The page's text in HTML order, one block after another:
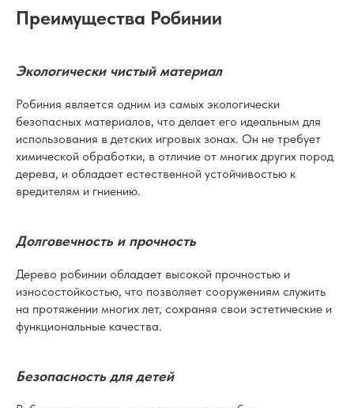
Преимущества Робинии
Экологически чистый материал
Робиния является одним из самых экологически
безопасных материалов, что делает его идеальным для
использования в детских игровых зонах. Он не требует
химической обработки, в отличие от многих других пород
дерева, и обладает естественной устойчивостью к
вредителям и гниению.
Долговечность и прочность
Дерево робинии обладает высокой прочностью и
износостойкостью, что позволяет сооружениям служить
на протяжении многих лет, сохраняя свои эстетические и
функциональные качества.
Безопасность для детей